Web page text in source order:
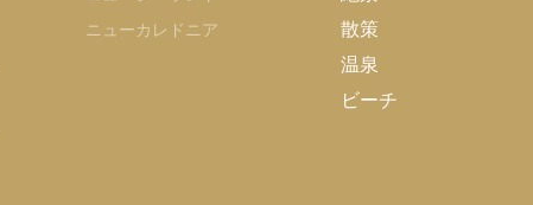
ニューカレドニア
散策
温泉
ビーチ